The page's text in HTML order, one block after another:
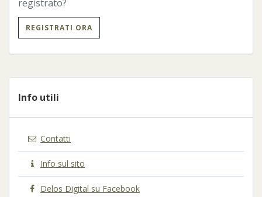
registrato?
REGISTRATI ORA
Info utili
Contatti
Info sul sito
Delos Digital su Facebook